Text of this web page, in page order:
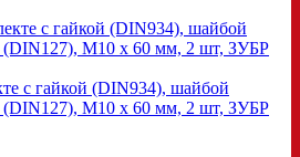
с гайкой (DIN934), шайбой
M10 x 60 мм, 2 шт, ЗУБР